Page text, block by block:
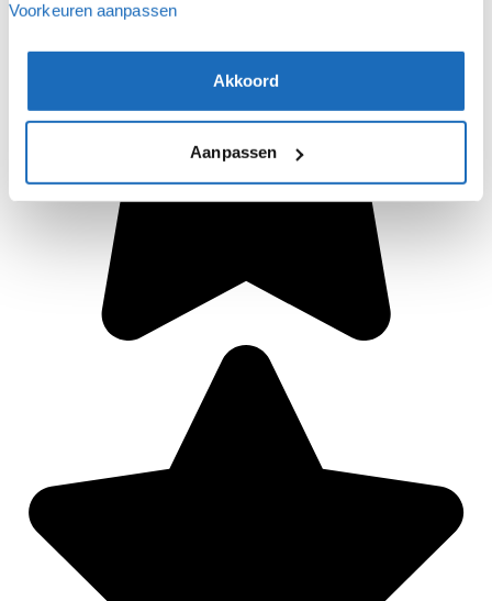
Voorkeuren aanpassen
Akkoord
Aanpassen